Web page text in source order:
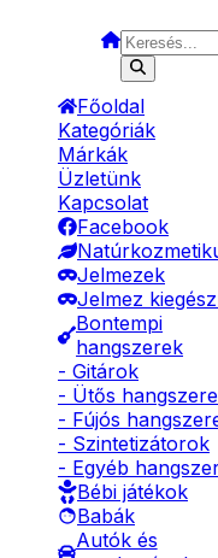
Főoldal
Kategóriák
Márkák
Üzletünk
Kapcsolat
Facebook
Jelmezek
Jelmez
Bontempi
hangszerek
- Gitárok
- Ütős
- Fújós
- Szintetizátorok
- Egyéb
Bébi játékok
Babák
Autók és